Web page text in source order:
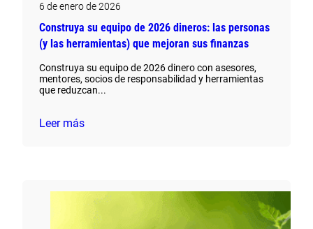
6 de enero de 2026
Construya su equipo de 2026 dineros: las personas
(y las herramientas) que mejoran sus finanzas
Construya su equipo de 2026 dinero con asesores,
mentores, socios de responsabilidad y herramientas
que reduzcan...
Leer más